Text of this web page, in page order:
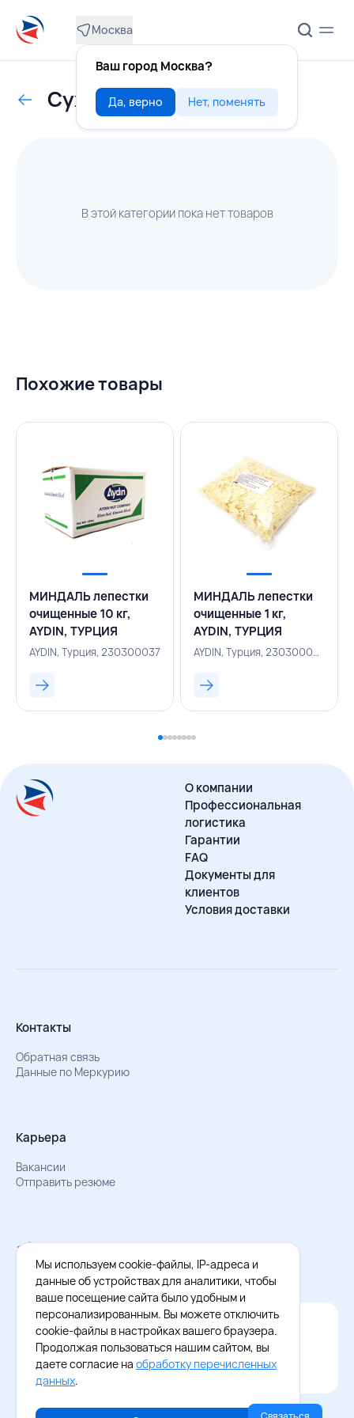
Москва
Ваш город Москва?
Да, верно Нет, поменять
Сухофрукты
В этой категории пока нет товаров
Похожие товары
МИНДАЛЬ лепестки
очищенные 10 кг,
AYDIN, ТУРЦИЯ
AYDIN, Турция, 230300037
МИНДАЛЬ лепестки
очищенные 1 кг,
AYDIN, ТУРЦИЯ
AYDIN, Турция, 230300040
О компании
Профессиональная
логистика
Гарантии
FAQ
Документы для
клиентов
Условия доставки
Контакты
Обратная связь
Данные по Меркурию
Карьера
Вакансии
Отправить резюме
Мы в Телеграм
Документы об обработке персональных данных
Охрана труда – результаты СОУТ
Официальное приложение Восток - Запад
Cкачайте бесплатное приложение
Мы используем cookie-файлы, IP-адреса и
данные об устройствах для аналитики, чтобы
ваше посещение сайта было удобным и
персонализированным. Вы можете отключить
cookie-файлы в настройках вашего браузера.
Продолжая пользоваться нашим сайтом, вы
даете согласие на обработку перечисленных
данных.